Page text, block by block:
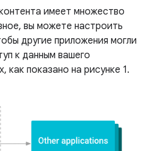
имеет множество
вы можете настроить
другие приложения могли
к данным вашего
как показано на рисунке 1.